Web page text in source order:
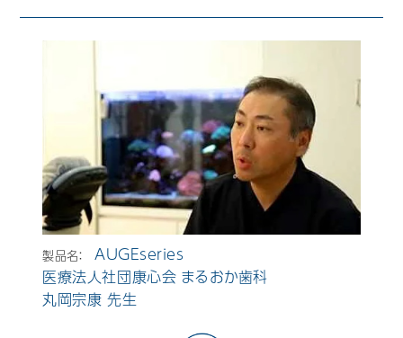
製品名：AUGEseries
医療法人社団康心会 まるおか歯科
丸岡宗康 先生